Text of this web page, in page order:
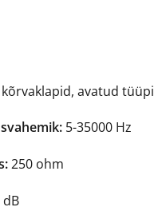
avatud tüüpi
5-35000 Hz
250 ohm
dB